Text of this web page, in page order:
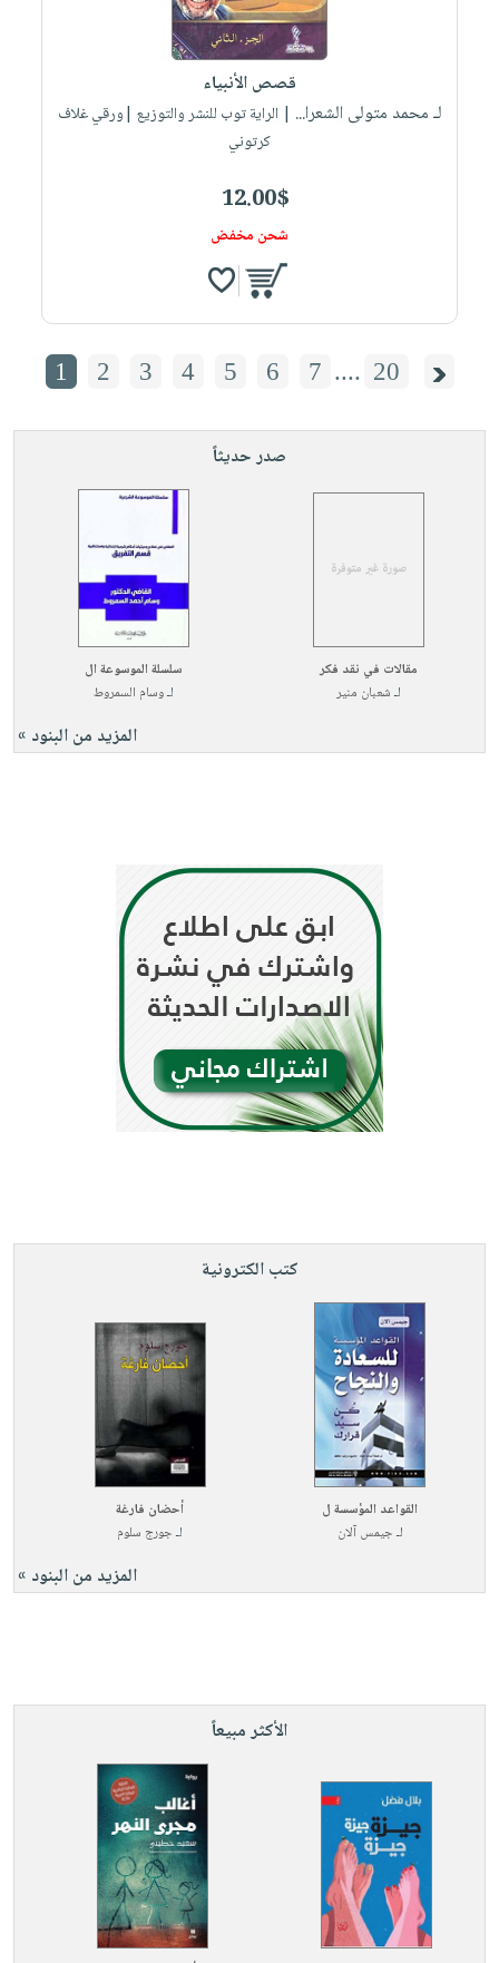
قصص الأنبياء
لـ محمد متولى الشعرا... | الراية توب للنشر والتوزيع |ورقي غلاف
كرتوني
12.00$
شحن مخفض
1 2 3 4 5 6 7 .... 20
صدر حديثاً
مقالات في نقد فكر
لـشعبان منير
سلسلة الموسوعة ال
لـوسام السمروط
المزيد من البنود »
كتب الكترونية
القواعد المؤسسة ل
لـجيمس آلان
أحضان فارغة
لـجورج سلوم
المزيد من البنود »
الأكثر مبيعاً